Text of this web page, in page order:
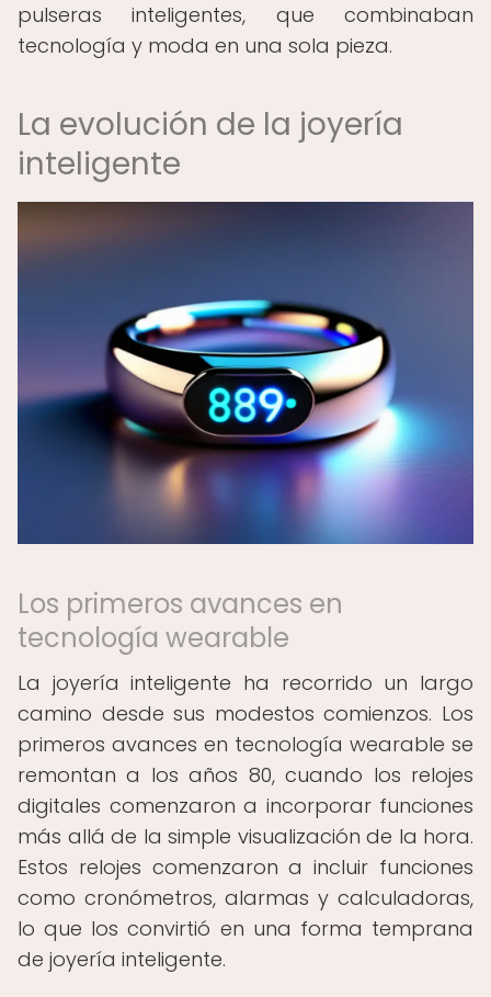
pulseras inteligentes, que combinaban
tecnología y moda en una sola pieza.
La evolución de la joyería
inteligente
Los primeros avances en
tecnología wearable
La joyería inteligente ha recorrido un largo
camino desde sus modestos comienzos. Los
primeros avances en tecnología wearable se
remontan a los años 80, cuando los relojes
digitales comenzaron a incorporar funciones
más allá de la simple visualización de la hora.
Estos relojes comenzaron a incluir funciones
como cronómetros, alarmas y calculadoras,
lo que los convirtió en una forma temprana
de joyería inteligente.